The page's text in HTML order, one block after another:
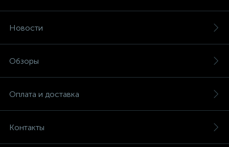
Новости
Обзоры
Оплата и доставка
Контакты